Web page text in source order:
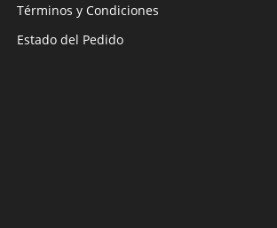
Términos y Condiciones
Estado del Pedido